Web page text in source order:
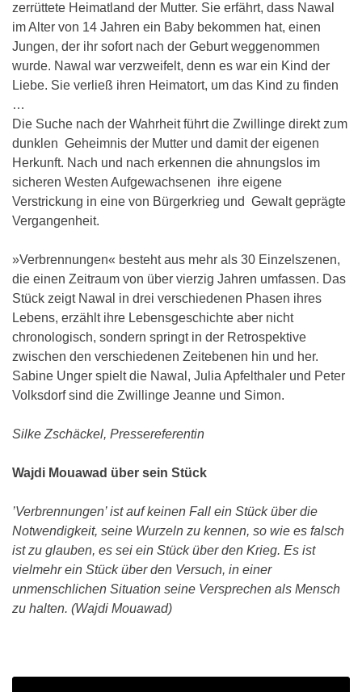
zerrüttete Heimatland der Mutter. Sie erfährt, dass Nawal
im Alter von 14 Jahren ein Baby bekommen hat, einen
Jungen, der ihr sofort nach der Geburt weggenommen
wurde. Nawal war verzweifelt, denn es war ein Kind der
Liebe. Sie verließ ihren Heimatort, um das Kind zu finden
…
Die Suche nach der Wahrheit führt die Zwillinge direkt zum
dunklen Geheimnis der Mutter und damit der eigenen
Herkunft. Nach und nach erkennen die ahnungslos im
sicheren Westen Aufgewachsenen ihre eigene
Verstrickung in eine von Bürgerkrieg und Gewalt geprägte
Vergangenheit.
»Verbrennungen« besteht aus mehr als 30 Einzelszenen,
die einen Zeitraum von über vierzig Jahren umfassen. Das
Stück zeigt Nawal in drei verschiedenen Phasen ihres
Lebens, erzählt ihre Lebensgeschichte aber nicht
chronologisch, sondern springt in der Retrospektive
zwischen den verschiedenen Zeitebenen hin und her.
Sabine Unger spielt die Nawal, Julia Apfelthaler und Peter
Volksdorf sind die Zwillinge Jeanne und Simon.
Silke Zschäckel, Pressereferentin
Wajdi Mouawad über sein Stück
’Verbrennungen’ ist auf keinen Fall ein Stück über die
Notwendigkeit, seine Wurzeln zu kennen, so wie es falsch
ist zu glauben, es sei ein Stück über den Krieg. Es ist
vielmehr ein Stück über den Versuch, in einer
unmenschlichen Situation seine Versprechen als Mensch
zu halten. (Wajdi Mouawad)